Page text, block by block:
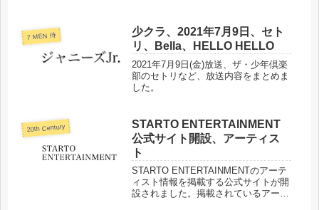
7 MEN 侍
少クラ、2021年7月9日、セト
リ、Bella、HELLO HELLO
2021年7月9日(金)放送、ザ・少年倶楽
部のセトリなど、放送内容をまとめま
した。
20th Century
STARTO ENTERTAINMENT
公式サイト開設、アーティス
ト
STARTO ENTERTAINMENTのアーテ
ィスト情報を掲載する公式サイトが開
設されました。掲載されているアーテ